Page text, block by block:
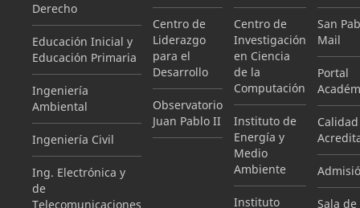
Derecho
Educación Inicial y
Educación Primaria
Ingeniería
Ambiental
Ingeniería Civil
Ing. Electrónica y
de
Telecomunicaciones
Centro de
Liderazgo
para el
Desarrollo
Observatorio
Juan Pablo II
Centro de
Investigación
en Ciencia
de la
Computación
Instituto de
Energía y
Medio
Ambiente
Instituto
San
Mail
Portal
Sala de